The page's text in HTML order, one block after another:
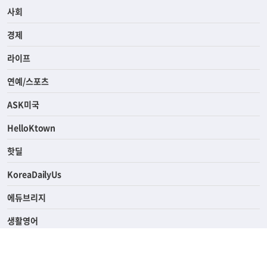
사회
경제
라이프
연예/스포츠
ASK미국
HelloKtown
핫딜
KoreaDailyUs
에듀브리지
생활영어